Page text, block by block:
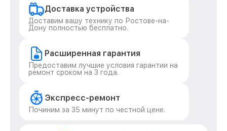
Доставка устройства
Доставим вашу технику по Ростове-на-
Дону полностью бесплатно.
Расширенная гарантия
Предоставим лучшие условия гарантии на
ремонт сроком на 3 года.
Экспресс-ремонт
Починим за 35 минут по честной цене.